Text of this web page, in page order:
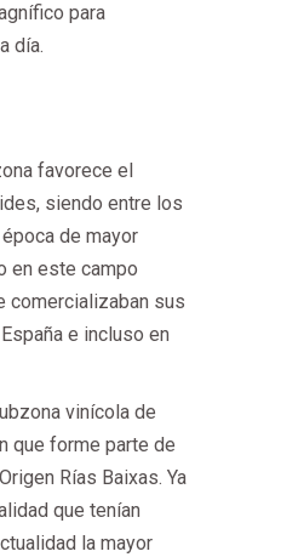
para
día.
favorece el
siendo entre los
de mayor
en este campo
comercializaban sus
e incluso en
vinícola de
que forme parte de
Rías Baixas. Ya
que tenían
la mayor